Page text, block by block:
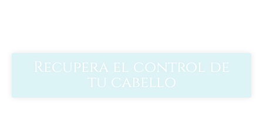
Recupera el control de
tu cabello